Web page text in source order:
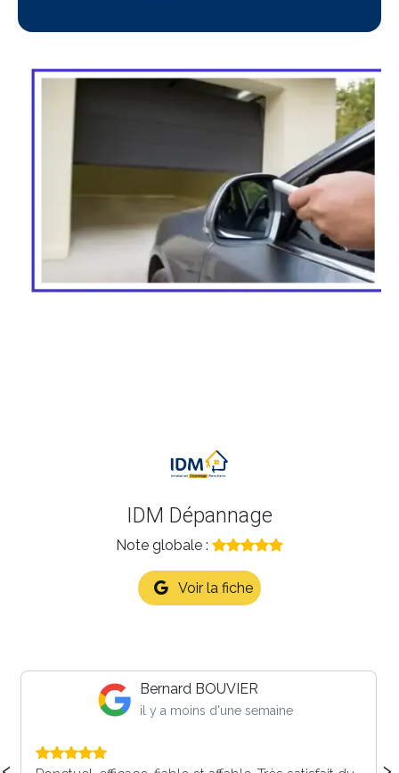
IDM Dépannage
Note globale :
Voir la fiche
Vous faites parti de nos prestataires dorénavant ,